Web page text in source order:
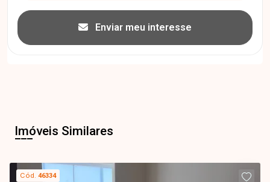
Enviar meu interesse
Imóveis Similares
Cód.46334